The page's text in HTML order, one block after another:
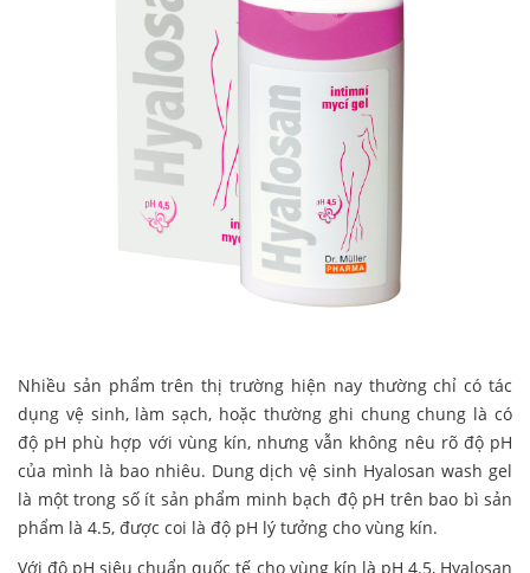
Nhiều sản phẩm trên thị trường hiện nay thường chỉ có tác
dụng vệ sinh, làm sạch, hoặc thường ghi chung chung là có
độ pH phù hợp với vùng kín, nhưng vẫn không nêu rõ độ pH
của mình là bao nhiêu. Dung dịch vệ sinh Hyalosan wash gel
là một trong số ít sản phẩm minh bạch độ pH trên bao bì sản
phẩm là 4.5, được coi là độ pH lý tưởng cho vùng kín.
Với độ pH siêu chuẩn quốc tế cho vùng kín là pH 4.5, Hyalosan